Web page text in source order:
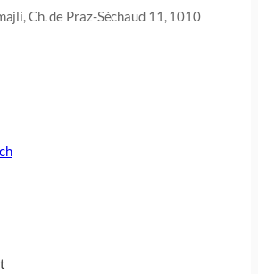
Ch. de Praz-Séchaud 11, 1010